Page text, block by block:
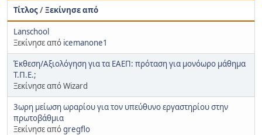
Τίτλος/Ξεκίνησε από
Lanschool
Ξεκίνησε από icemanone1
Έκθεση/Αξιολόγηση για τα ΕΑΕΠ: πρόταση για μονόωρο μάθημα
Τ.Π.Ε.;
Ξεκίνησε από Wizard
3ωρη μείωση ωραρίου για τον υπεύθυνο εργαστηρίου στην
πρωτοβάθμια
Ξεκίνησε απόgregflo